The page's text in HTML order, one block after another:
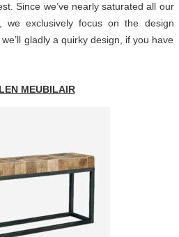
Since we’ve nearly saturated all our
we exclusively focus on the design
gladly a quirky design, if you have
MEUBILAIR